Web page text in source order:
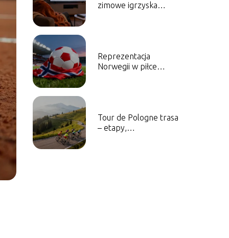
zimowe igrzyska
Reprezentacja
Norwegii w piłce
Tour de Pologne trasa
– etapy,